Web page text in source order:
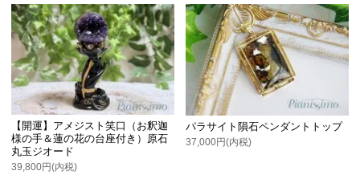
【開運】アメジスト笑口（お釈迦
様の手＆蓮の花の台座付き）原石
丸玉ジオード
39,800円(内税)
パラサイト隕石ペンダントトップ
37,000円(内税)